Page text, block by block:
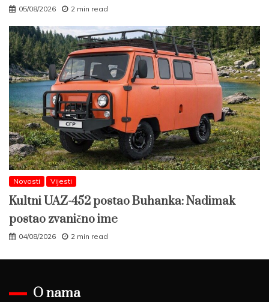
05/08/2026 2 min read
Novosti Vijesti
Kultni UAZ-452 postao Buhanka: Nadimak
postao zvanično ime
04/08/2026 2 min read
O nama